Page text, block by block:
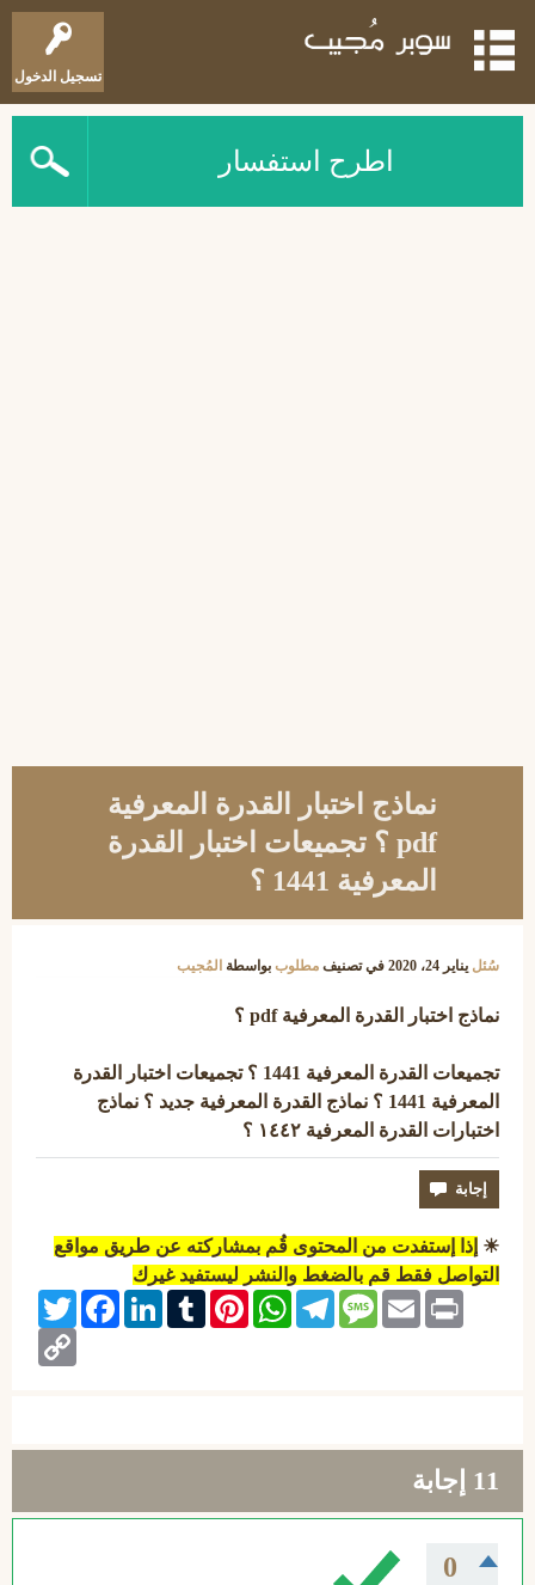
تسجيل الدخول
اطرح استفسار
نماذج اختبار القدرة المعرفية
pdf ؟ تجميعات اختبار القدرة
المعرفية 1441 ؟
سُئل يناير 24، 2020 في تصنيف مطلوب بواسطة المُجيب
نماذج اختبار القدرة المعرفية pdf ؟
تجميعات القدرة المعرفية 1441 ؟ تجميعات اختبار القدرة
المعرفية 1441 ؟ نماذج القدرة المعرفية جديد ؟ نماذج
اختبارات القدرة المعرفية ١٤٤٢ ؟
☀ إذا إستفدت من المحتوى قُم بمشاركته عن طريق مواقع
التواصل فقط قم بالضغط والنشر ليستفيد غيرك
Twitter
FacebookLinkedInTumblrPinterest
WhatsAppTelegramMessageEmail Print
Copy
Link
11 إجابة
0